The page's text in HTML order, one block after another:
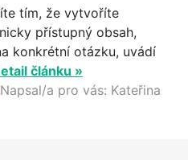
tím, že vytvoříte
přístupný obsah,
konkrétní otázku, uvádí
článku »
Napsal/a pro vás: Kateřina